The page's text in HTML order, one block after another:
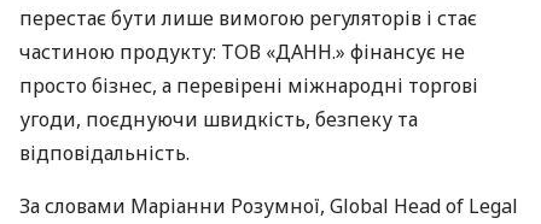
перестає бути лише вимогою регуляторів і стає
частиною продукту: ТОВ «ДАНН.» фінансує не
просто бізнес, а перевірені міжнародні торгові
угоди, поєднуючи швидкість, безпеку та
відповідальність.
За словами Маріанни Розумної, Global Head of Legal